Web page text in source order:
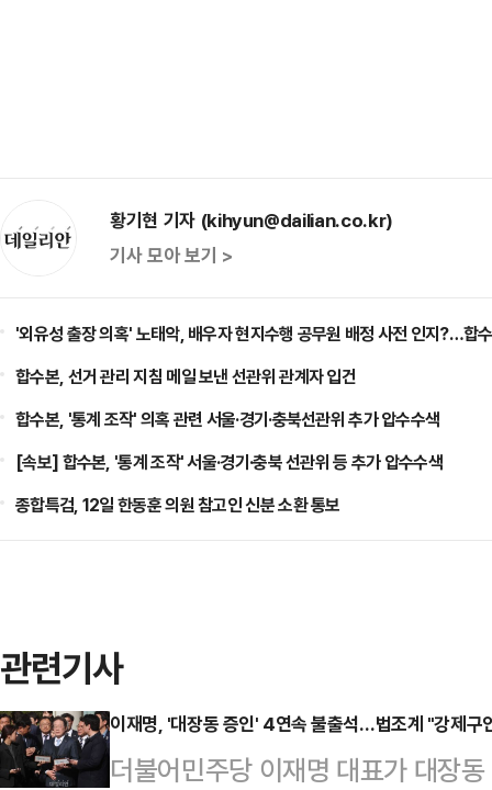
황기현 기자 (kihyun@dailian.co.kr)
기사 모아 보기 >
'외유성 출장 의혹' 노태악, 배우자 현지수행 공무원 배정 사전 인지?…합
합수본, 선거 관리 지침 메일 보낸 선관위 관계자 입건
합수본, '통계 조작' 의혹 관련 서울·경기·충북선관위 추가 압수수색
[속보] 합수본, '통계 조작' 서울·경기·충북 선관위 등 추가 압수수색
종합특검, 12일 한동훈 의원 참고인 신분 소환 통보
관련기사
이재명, '대장동 증인' 4연속 불출석…법조계 "강제구
더불어민주당 이재명 대표가 대장